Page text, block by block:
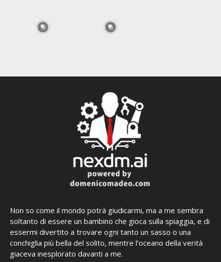
Non so come il mondo potrà giudicarmi, ma a me sembra
soltanto di essere un bambino che gioca sulla spiaggia, e di
essermi divertito a trovare ogni tanto un sasso o una
conchiglia più bella del solito, mentre l’oceano della verità
giaceva inesplorato davanti a me.